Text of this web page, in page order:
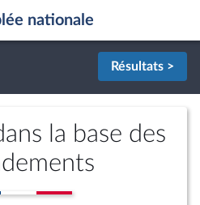
nationale
Résultats >
la base des